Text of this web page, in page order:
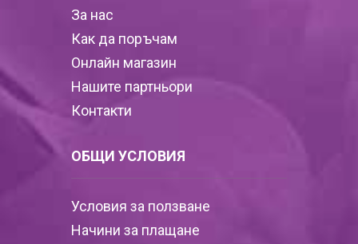
За нас
Как да поръчам
Онлайн магазин
Нашите партньори
Контакти
ОБЩИ УСЛОВИЯ
Условия за ползване
Начини за плащане